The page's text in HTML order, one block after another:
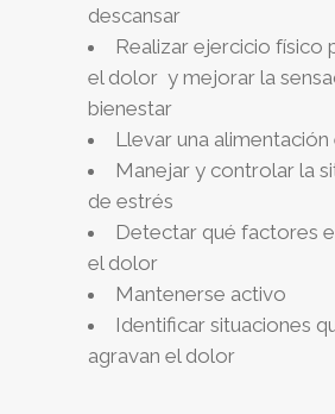
descansar
Realizar ejercicio físico
el dolor y mejorar la
bienestar
Llevar una alimentación
Manejar y controlar la
de estrés
Detectar qué factores
el dolor
Mantenerse activo
Identificar situaciones
agravan el dolor